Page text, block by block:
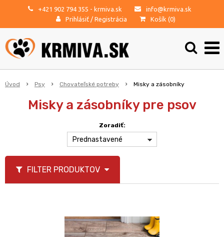
+421 902 794 355 - krmiva.sk
info@krmiva.sk
Prihlásiť / Registrácia Košík (0)
Úvod Psy Chovateľské potreby Misky a zásobníky
Misky a zásobníky pre psov
Zoradiť:
Prednastavené
FILTER PRODUKTOV